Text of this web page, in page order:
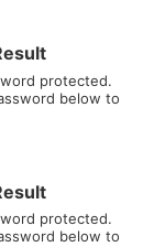
protected.
below to
protected.
below to